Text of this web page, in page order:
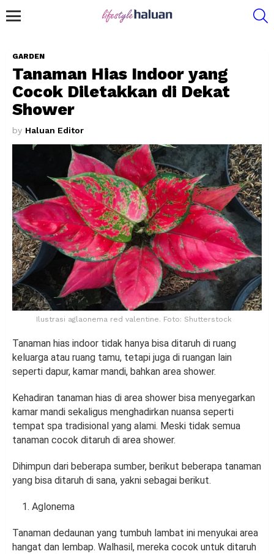
GARDEN
Tanaman Hias Indoor yang
Cocok Diletakkan di Dekat
Shower
by Haluan Editor
Ilustrasi aglaonema red valentine. Foto: Shutterstock
Tanaman hias indoor tidak hanya bisa ditaruh di ruang
keluarga atau ruang tamu, tetapi juga di ruangan lain
seperti dapur, kamar mandi, bahkan area shower.
Kehadiran tanaman hias di area shower bisa menyegarkan
kamar mandi sekaligus menghadirkan nuansa seperti
tempat spa tradisional yang alami. Meski tidak semua
tanaman cocok ditaruh di area shower.
Dihimpun dari beberapa sumber, berikut beberapa tanaman
yang bisa ditaruh di sana, yakni sebagai berikut.
Aglonema
Tanaman dedaunan yang tumbuh lambat ini menyukai area
hangat dan lembap. Walhasil, mereka cocok untuk ditaruh